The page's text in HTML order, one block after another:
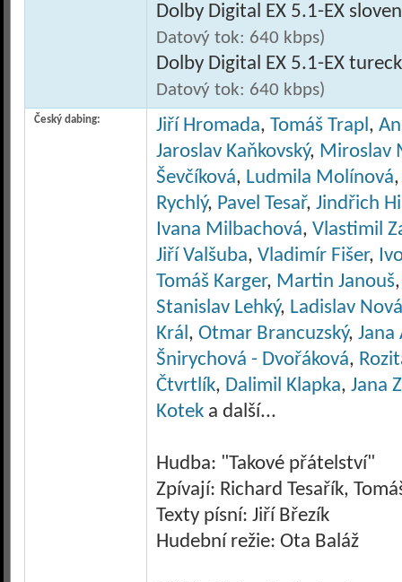
Dolby Digital EX 5.1-EX
Datový tok: 640 kbps)
Dolby Digital EX 5.1-EX
Datový tok: 640 kbps)
Český dabing: Jiří Hromada, Tomáš Trapl,
Jaroslav Kaňkovský, Miroslav
Ševčíková, Ludmila Molínová
Rychlý, Pavel Tesař, Jindřich
Ivana Milbachová, Vlastimil
Jiří Valšuba, Vladimír Fišer,
Tomáš Karger, Martin Janouš
Stanislav Lehký, Ladislav
Král, Otmar Brancuzský,
Šnirychová - Dvořáková,
Čtvrtlík, Dalimil Klapka, Jana
Kotek a další...
Hudba: "Takové přátelství"
Zpívají: Richard Tesařík,
Texty písní: Jiří Březík
Hudební režie: Ota Baláž